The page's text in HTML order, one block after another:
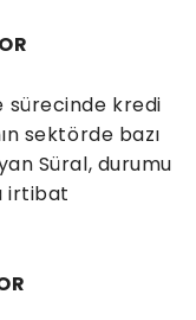
sürecinde kredi
sektörde bazı
Süral, durumu
irtibat